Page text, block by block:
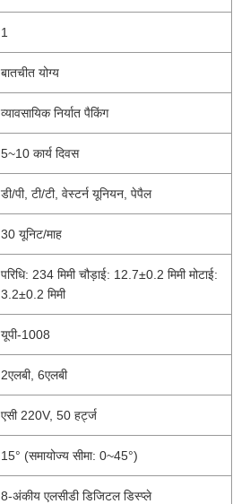
1
बातचीत योग्य
व्यावसायिक निर्यात पैकिंग
5~10 कार्य दिवस
डी/पी, टी/टी, वेस्टर्न यूनियन, पेपैल
30 यूनिट/माह
परिधि: 234 मिमी चौड़ाई: 12.7±0.2 मिमी मोटाई:
3.2±0.2 मिमी
यूपी-1008
2एलबी, 6एलबी
एसी 220V, 50 हर्ट्ज
15° (समायोज्य सीमा: 0~45°)
8-अंकीय एलसीडी डिजिटल डिस्प्ले